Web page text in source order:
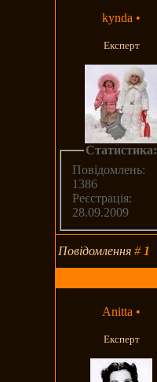
kynda •
Експерт
Статистика:
Повідомлень:
1386
Реєстрація:
28.09.2009
Повідомлення# 1
Anitta •
Експерт